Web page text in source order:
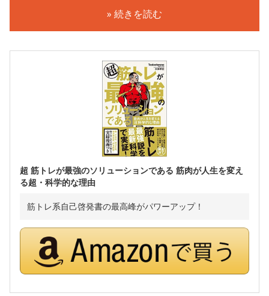
» 続きを読む
超 筋トレが最強のソリューションである 筋肉が人生を変え
る超・科学的な理由
筋トレ系自己啓発書の最高峰がパワーアップ！